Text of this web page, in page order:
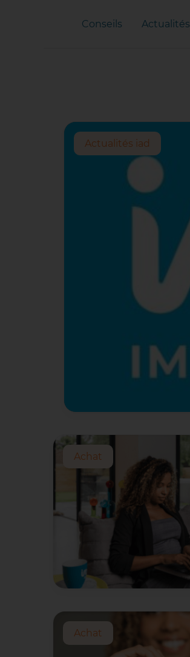
Conseils Actualités
Actualités iad
Achat
Achat